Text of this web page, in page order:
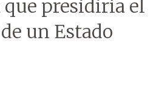
presidiría el
un Estado